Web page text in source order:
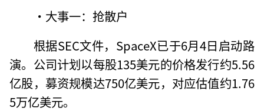
·大事一：抢散户
根据SEC文件，SpaceX已于6月4日启动路
演。公司计划以每股135美元的价格发行约5.56
亿股，募资规模达750亿美元，对应估值约1.76
5万亿美元。